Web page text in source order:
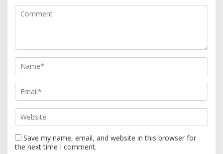
Save my name, email, and website in this browser for
the next time I comment.